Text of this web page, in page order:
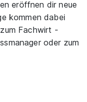
eröffnen dir neue
kommen dabei
Fachwirt -
oder zum